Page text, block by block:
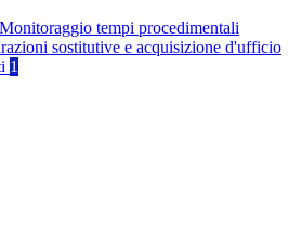
Monitoraggio tempi procedimentali
sostitutive e acquisizione d'ufficio
1